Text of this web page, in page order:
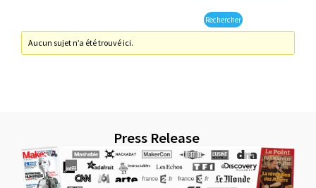
Aucun sujet n’a été trouvé ici.
Press Release